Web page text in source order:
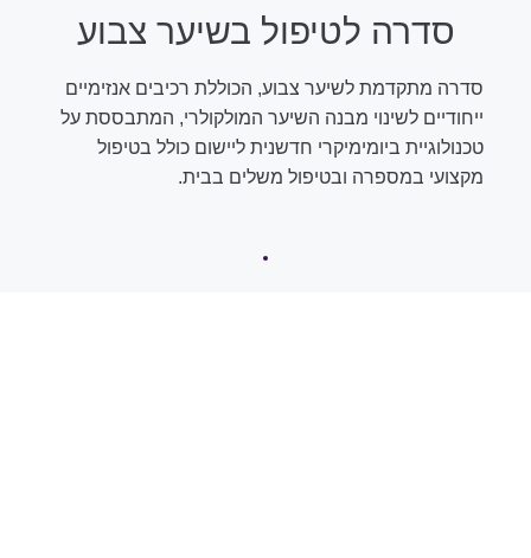
סדרה לטיפול בשיער צבוע
סדרה מתקדמת לשיער צבוע, הכוללת רכיבים אנזימיים
ייחודיים לשינוי מבנה השיער המולקולרי, המתבססת על
טכנולוגיית ביומימיקרי חדשנית ליישום כולל בטיפול
מקצועי במספרה ובטיפול משלים בבית.